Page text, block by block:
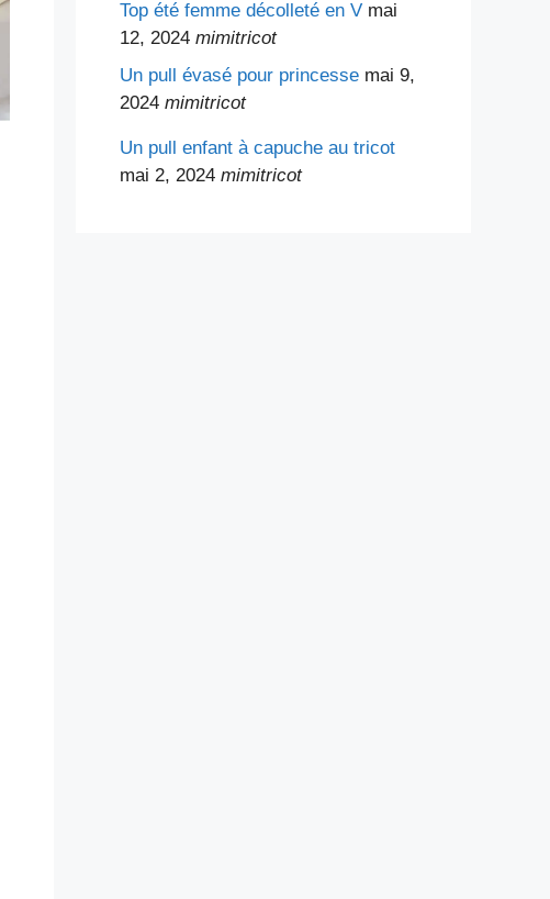
Top été femme décolleté en V mai
12, 2024 mimitricot
Un pull évasé pour princesse mai 9,
2024 mimitricot
Un pull enfant à capuche au tricot
mai 2, 2024 mimitricot